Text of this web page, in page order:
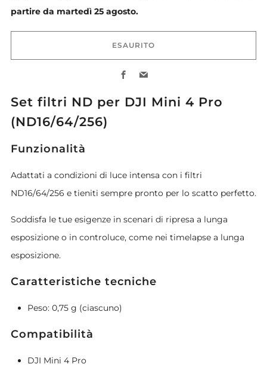
partire da martedì 25 agosto.
ESAURITO
Facebook
Email
Set filtri ND per DJI Mini 4 Pro
(ND16/64/256)
Funzionalità
Adattati a condizioni di luce intensa con i filtri
ND16/64/256 e tieniti sempre pronto per lo scatto perfetto.
Soddisfa le tue esigenze in scenari di ripresa a lunga
esposizione o in controluce, come nei timelapse a lunga
esposizione.
Caratteristiche tecniche
Peso: 0,75 g (ciascuno)
Compatibilità
DJI Mini 4 Pro